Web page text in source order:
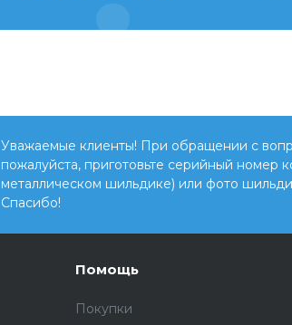
Уважаемые клиенты! При обращении с
пожалуйста, приготовьте серийный номер
металлическом шильдике) или фото
Спасибо!
Помощь
Покупки